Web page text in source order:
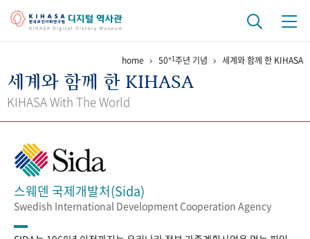
걸어온 길 기관 변천사 역대 기관장
정책과 연구 키워드로 보는 연구 역사
간행물 변천사
기록물 아카이브
home 50+1주년 기념 세계와 함께 한 KIHASA
세계와 함께 한 KIHASA
KIHASA With The World
스웨덴 국제개발처(Sida)
Swedish International Development Cooperation Agency